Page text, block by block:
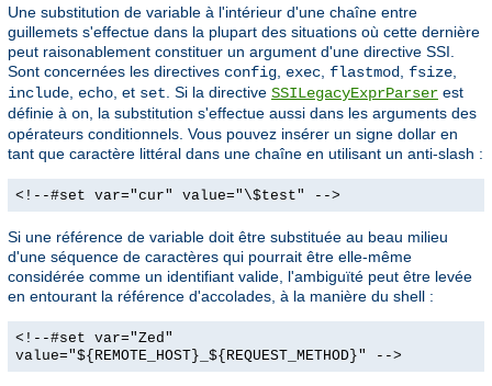
Une substitution de variable à l'intérieur d'une chaîne entre
guillemets s'effectue dans la plupart des situations où cette dernière
peut raisonablement constituer un argument d'une directive SSI.
Sont concernées les directives config exec flastmod fsize
include echo , et set . Si la directive SSILegacyExprParser est
définie à on , la substitution s'effectue aussi dans les arguments des
opérateurs conditionnels. Vous pouvez insérer un signe dollar en
tant que caractère littéral dans une chaîne en utilisant un anti-slash :
<!--#set var="cur" value="\$test" -->
Si une référence de variable doit être substituée au beau milieu
d'une séquence de caractères qui pourrait être elle-même
considérée comme un identifiant valide, l'ambiguïté peut être levée
en entourant la référence d'accolades, à la manière du shell :
<!--#set var="Zed"
value="${REMOTE_HOST}_${REQUEST_METHOD}" -->